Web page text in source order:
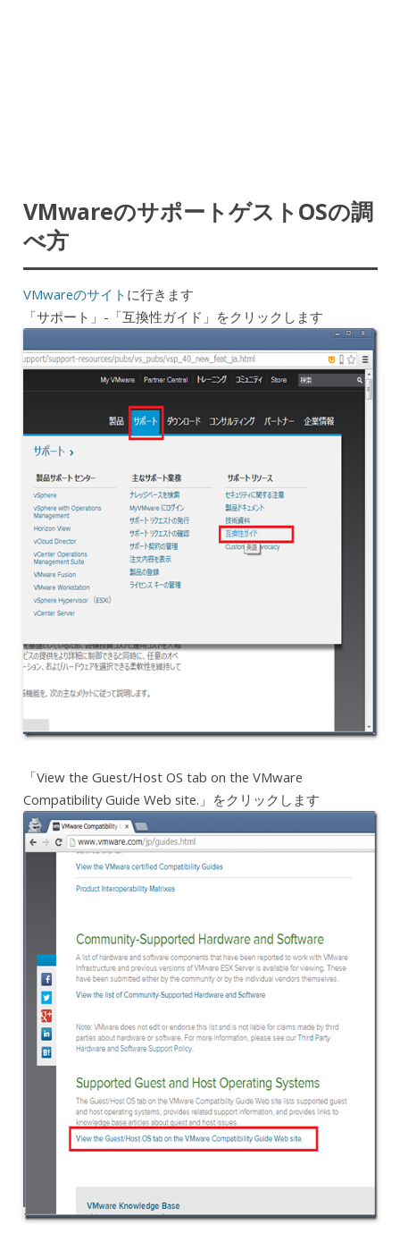
VMwareのサポートゲストOSの調
べ方
VMwareのサイト に行きます
「サポート」-「互換性ガイド」をクリックします
「View the Guest/Host OS tab on the VMware
Compatibility Guide Web site.」をクリックします